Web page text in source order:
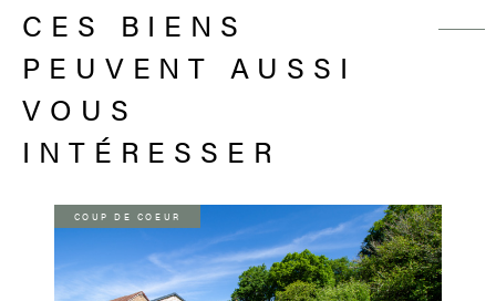
CES BIENS
PEUVENT AUSSI
VOUS
INTÉRESSER
COUP DE COEUR